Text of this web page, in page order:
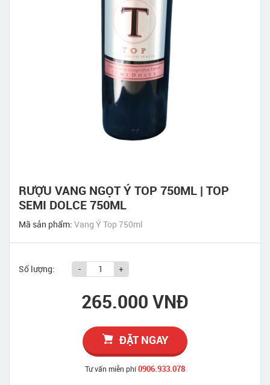
RƯỢU VANG NGỌT Ý TOP 750ML | TOP
SEMI DOLCE 750ML
Mã sản phẩm: Vang Ý Top 750ml
Số lượng: - +
265.000 VNĐ
ĐẶT NGAY
Tư vấn miễn phí0906.933.078